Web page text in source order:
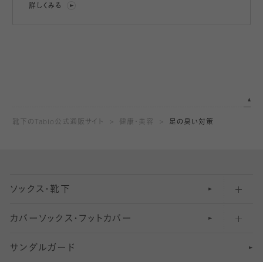
詳しくみる
靴下のTabio公式通販サイト 健康・美容 足の臭い対策
ソックス・靴下
五本指ソックス・靴下
足袋ソックス・靴下
カバーソックス・フットカバー
フットカバー・カバーソックス（深め）
サンダルガード